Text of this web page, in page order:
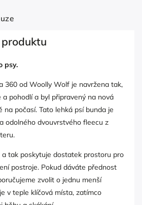
psy.
360 od Woolly Wolf je navržena tak,
pohodlí a byl připravený na nová
na počasí. Tato lehká psí bunda je
odolného dvouvrstvého fleecu z
a tak poskytuje dostatek prostoru pro
postroje. Pokud dáváte přednost
zvolit o jednu menší
v teple klíčová místa, zatímco